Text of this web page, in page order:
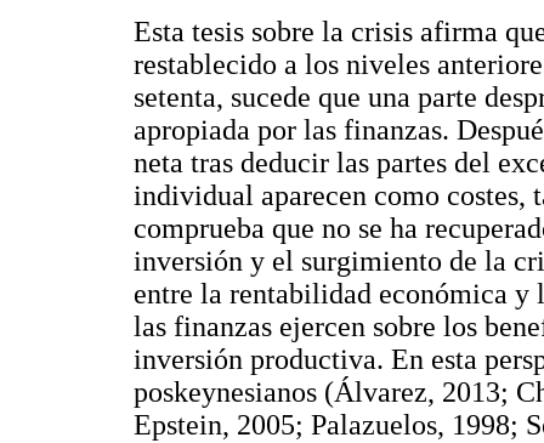
Esta tesis sobre la crisis afirma
restablecido a los niveles
setenta, sucede que una parte
apropiada por las finanzas.
neta tras deducir las partes del
individual aparecen como costes,
comprueba que no se ha
inversión y el surgimiento de la
entre la rentabilidad económica y
las finanzas ejercen sobre los
inversión productiva. En esta
poskeynesianos (Álvarez, 2013;
Epstein, 2005; Palazuelos, 1998;